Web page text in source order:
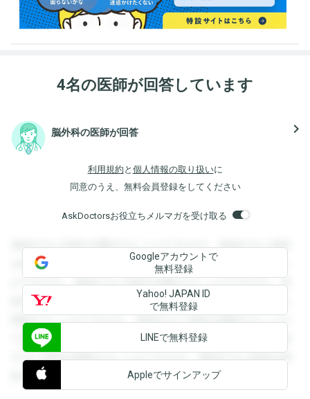
4名の医師が回答しています
脳外科の医師が回答 navigate_next
利用規約 と 個人情報の取り扱いに
同意のうえ、無料会員登録をしてください
AskDoctorsお役立ちメルマガを受け取る
登録すると回答を閲覧することができます。登録すると回答
を閲覧することができます。登録すると回答を閲覧すること
ができます。登録すると回答を閲覧することができます。登
録すると回答を閲覧することができます。登録すると回答を
閲覧することができます。登録すると回答を閲覧することが
できます。登録すると回答を閲覧することができます。登録
すると回答を閲覧することができます。登録すると回答を閲
覧することができます。
Googleアカウントで
無料登録
Yahoo! JAPAN ID
で無料登録
LINEで無料登録
Appleでサインアップ